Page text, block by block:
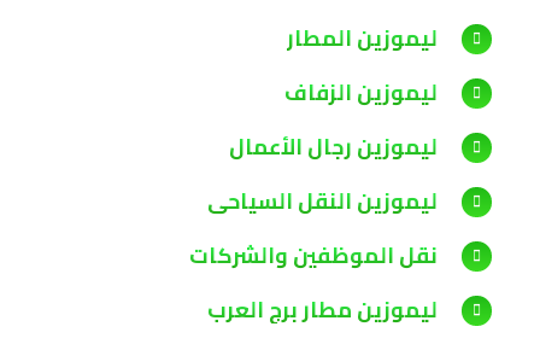
ليموزين المطار
ليموزين الزفاف
ليموزين رجال الأعمال
ليموزين النقل السياحي
نقل الموظفين والشركات
ليموزين مطار برج العرب